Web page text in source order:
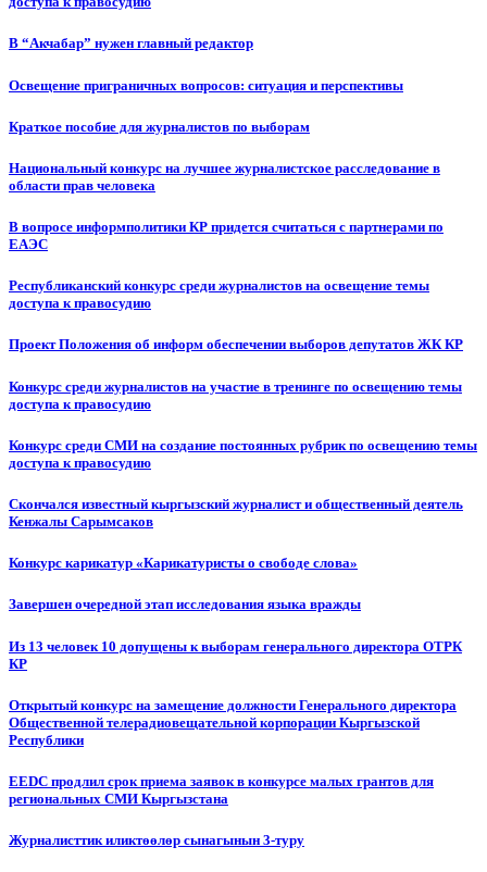
В “Акчабар” нужен главный редактор
Освещение приграничных вопросов: ситуация и перспективы
Краткое пособие для журналистов по выборам
Национальный конкурс на лучшее журналистское расследование в
области прав человека
В вопросе информполитики КР придется считаться с партнерами по
ЕАЭС
Республиканский конкурс среди журналистов на освещение темы
доступа к правосудию
Проект Положения об информ обеспечении выборов депутатов ЖК КР
Конкурс среди журналистов на участие в тренинге по освещению темы
доступа к правосудию
Конкурс среди СМИ на создание постоянных рубрик по освещению темы
доступа к правосудию
Скончался известный кыргызский журналист и общественный деятель
Кенжалы Сарымсаков
Конкурс карикатур «Карикатуристы о свободе слова»
Завершен очередной этап исследования языка вражды
Из 13 человек 10 допущены к выборам генерального директора ОТРК
КР
Открытый конкурс на замещение должности Генерального директора
Общественной телерадиовещательной корпорации Кыргызской
Республики
EEDC продлил срок приема заявок в конкурсе малых грантов для
региональных СМИ Кыргызстана
Журналисттик иликтөөлөр сынагынын 3-туру